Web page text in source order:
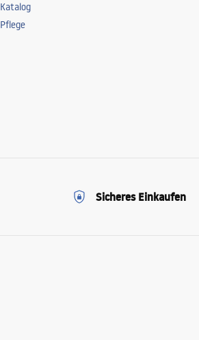
Katalog
Pflege
Sicheres Einkaufen